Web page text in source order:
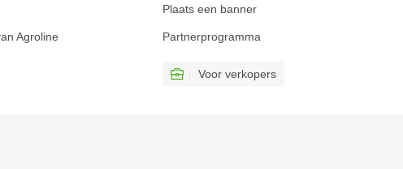
Agroline
Plaats een banner
Partnerprogramma
Voor verkopers